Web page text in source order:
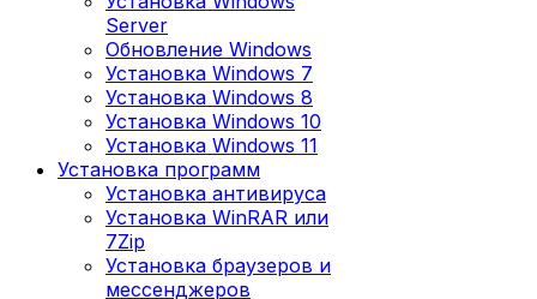
Server
Обновление Windows
Установка Windows 7
Установка Windows 8
Установка Windows 10
Установка Windows 11
Установка программ
Установка антивируса
Установка WinRAR или
7Zip
Установка браузеров и
мессенджеров